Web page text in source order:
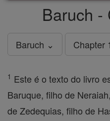
Baruch -
Baruch ⌄ Chapter
1 Este é o texto do livro
Baruque, filho de
de Zedequias, filho de